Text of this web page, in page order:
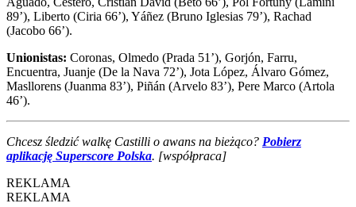
89’), Liberto (Ciria 66’), Yáñez (Bruno Iglesias 79’), Rachad
(Jacobo 66’).
Unionistas: Coronas, Olmedo (Prada 51’), Gorjón, Farru,
Encuentra, Juanje (De la Nava 72’), Jota López, Álvaro Gómez,
Masllorens (Juanma 83’), Piñán (Arvelo 83’), Pere Marco (Artola
46’).
Chcesz śledzić walkę Castilli o awans na bieżąco? Pobierz
aplikację Superscore Polska. [współpraca]
REKLAMA
REKLAMA